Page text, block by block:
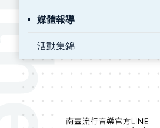
媒體報導
活動集錦